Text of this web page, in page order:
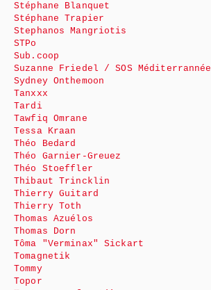
Stéphane Blanquet
Stéphane Trapier
Stephanos Mangriotis
STPo
Sub.coop
Suzanne Friedel / SOS Méditerrannée
Sydney Onthemoon
Tanxxx
Tardi
Tawfiq Omrane
Tessa Kraan
Théo Bedard
Théo Garnier-Greuez
Théo Stoeffler
Thibaut Trincklin
Thierry Guitard
Thierry Toth
Thomas Azuélos
Thomas Dorn
Tôma "Verminax" Sickart
Tomagnetik
Tommy
Topor